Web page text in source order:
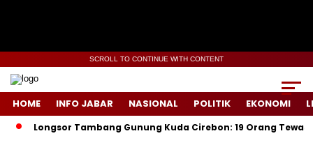
SCROLL TO CONTINUE WITH CONTENT
HOME INFO JABAR NASIONAL POLITIK EKONOMI
Tambang Gunung Kuda Cirebon: 19 Orang Tewas, Dua